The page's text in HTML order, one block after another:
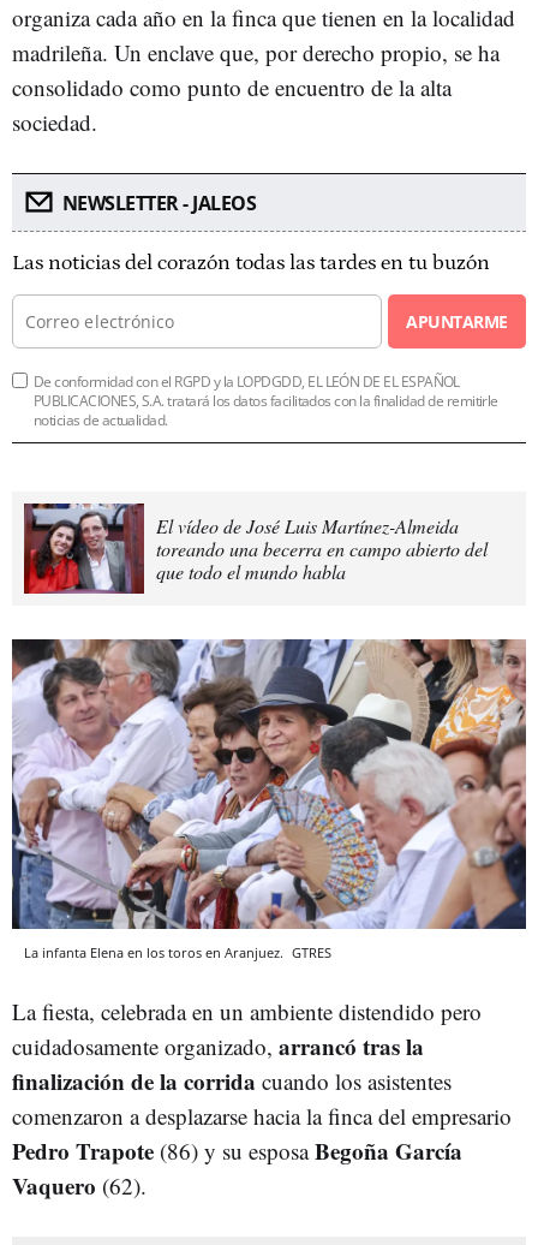
organiza cada año en la finca que tienen en la localidad
madrileña. Un enclave que, por derecho propio, se ha
consolidado como punto de encuentro de la alta
sociedad.
NEWSLETTER - JALEOS
Las noticias del corazón todas las tardes en tu buzón
APUNTARME
De conformidad con el RGPD y la LOPDGDD, EL LEÓN DE EL ESPAÑOL
PUBLICACIONES, S.A. tratará los datos facilitados con la finalidad de remitirle
noticias de actualidad.
El vídeo de José Luis Martínez-Almeida
toreando una becerra en campo abierto del
que todo el mundo habla
La infanta Elena en los toros en Aranjuez. GTRES
La fiesta, celebrada en un ambiente distendido pero
cuidadosamente organizado, arrancó tras la
finalización de la corrida cuando los asistentes
comenzaron a desplazarse hacia la finca del empresario
Pedro Trapote (86) y su esposaBegoña García
Vaquero (62).